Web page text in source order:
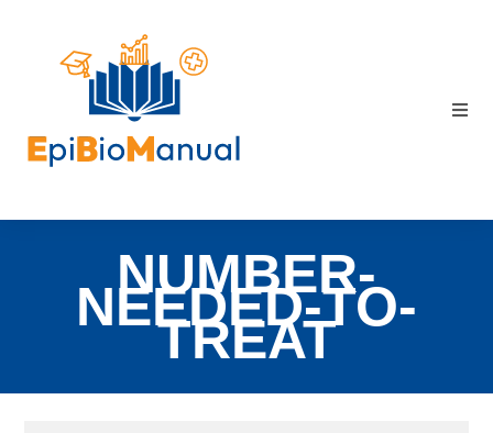
NUMBER-
NEEDED-TO-
TREAT